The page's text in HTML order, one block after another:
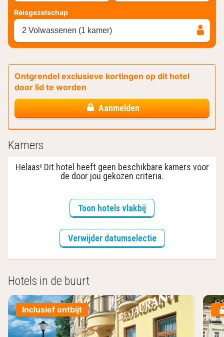
Reisgezelschap
2 Volwassenen (1 kamer)
Ontgrendel exclusieve kortingen op dit hotel
door lid te worden
Aanmelden
Kamers
Helaas! Dit hotel heeft geen beschikbare kamers voor
de door jou gekozen criteria.
Toon hotels vlakbij
Verwijder datumselectie
Hotels in de buurt
Inclusief ontbijt